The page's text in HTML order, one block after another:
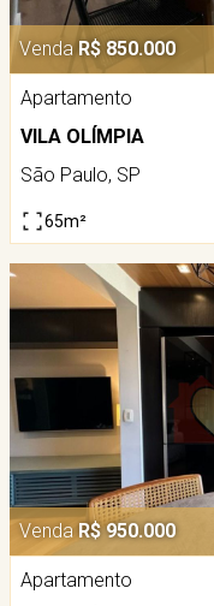
Venda R$ 850.000
Apartamento
VILA OLÍMPIA
São Paulo, SP
65m²
Venda R$ 950.000
Apartamento